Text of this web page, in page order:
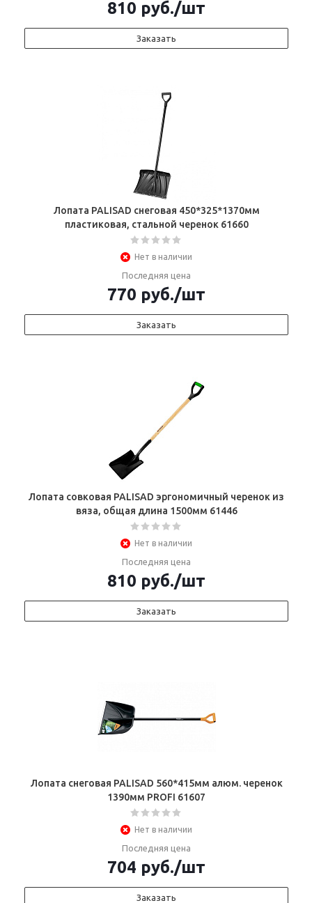
810 руб./шт
Заказать
Лопата PALISAD снеговая 450*325*1370мм
пластиковая, стальной черенок 61660
Нет в наличии
Последняя цена
770 руб./шт
Заказать
Лопата совковая PALISAD эргономичный черенок из
вяза, общая длина 1500мм 61446
Нет в наличии
Последняя цена
810 руб./шт
Заказать
Лопата снеговая PALISAD 560*415мм алюм. черенок
1390мм PROFI 61607
Нет в наличии
Последняя цена
704 руб./шт
Заказать